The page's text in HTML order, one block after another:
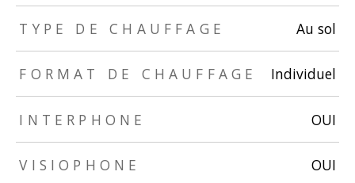
TYPE DE CHAUFFAGE Au sol
FORMAT DE CHAUFFAGE Individuel
INTERPHONE OUI
VISIOPHONE OUI